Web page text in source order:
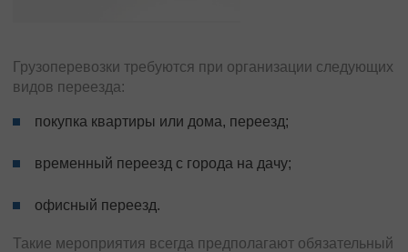
Доставка грузов в (из) Польши
Доставка грузов в (из) Франции
Доставка грузов в (из) Голландии
Доставка грузов в (из) Литвы
Доставка грузов в (из) Швейцарии
Грузоперевозки требуются при организации следующих
видов переезда:
покупка квартиры или дома, переезд;
временный переезд с города на дачу;
офисный переезд.
Такие мероприятия всегда предполагают обязательный